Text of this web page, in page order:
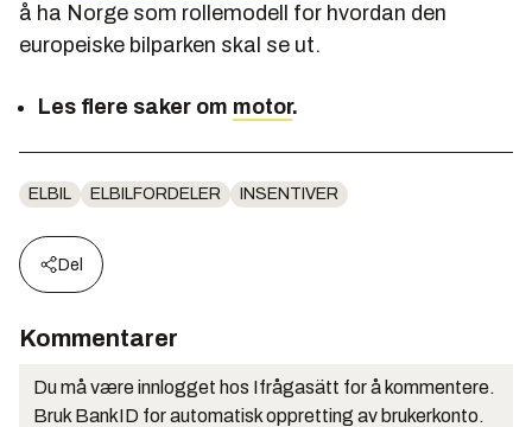
å ha Norge som rollemodell for hvordan den
europeiske bilparken skal se ut.
Les flere saker om motor.
ELBIL ELBILFORDELER INSENTIVER
Del
Kommentarer
Du må være innlogget hos Ifrågasätt for å kommentere.
Bruk BankID for automatisk oppretting av brukerkonto.